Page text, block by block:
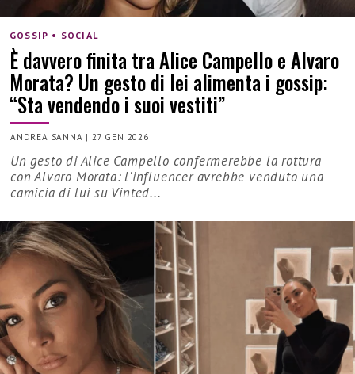
GOSSIP • SOCIAL
È davvero finita tra Alice Campello e Alvaro
Morata? Un gesto di lei alimenta i gossip:
“Sta vendendo i suoi vestiti”
ANDREA SANNA |27 GEN 2026
Un gesto di Alice Campello confermerebbe la rottura
con Alvaro Morata: l'influencer avrebbe venduto una
camicia di lui su Vinted...